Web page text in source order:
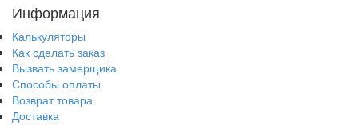
Информация
Калькуляторы
Как сделать заказ
Вызвать замерщика
Способы оплаты
Возврат товара
Доставка